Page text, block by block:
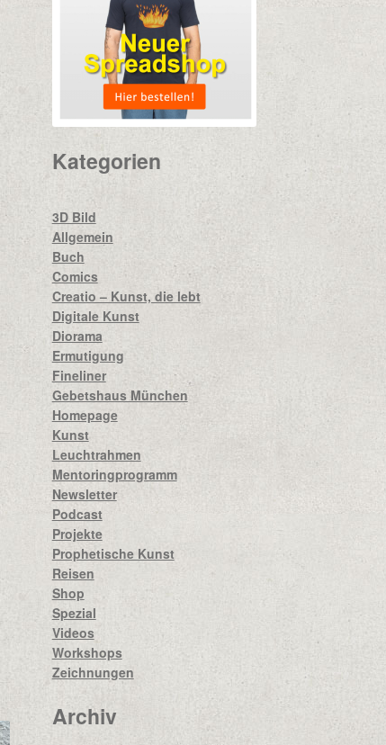
Kategorien
3D Bild
Allgemein
Buch
Comics
Creatio – Kunst, die lebt
Digitale Kunst
Diorama
Ermutigung
Fineliner
Gebetshaus München
Homepage
Kunst
Leuchtrahmen
Mentoringprogramm
Newsletter
Podcast
Projekte
Prophetische Kunst
Reisen
Shop
Spezial
Videos
Workshops
Zeichnungen
Archiv